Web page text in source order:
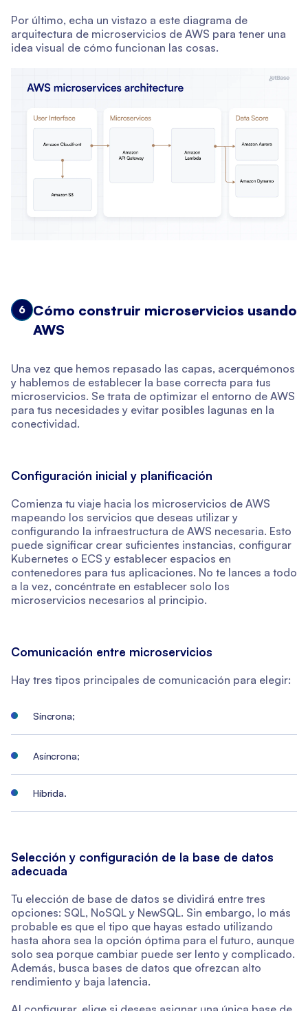
Por último, echa un vistazo a este diagrama de
arquitectura de microservicios de AWS para tener una
idea visual de cómo funcionan las cosas.
6
Cómo construir microservicios usando
AWS
Una vez que hemos repasado las capas, acerquémonos
y hablemos de establecer la base correcta para tus
microservicios. Se trata de optimizar el entorno de AWS
para tus necesidades y evitar posibles lagunas en la
conectividad.
Configuración inicial y planificación
Comienza tu viaje hacia los microservicios de AWS
mapeando los servicios que deseas utilizar y
configurando la infraestructura de AWS necesaria. Esto
puede significar crear suficientes instancias, configurar
Kubernetes o ECS y establecer espacios en
contenedores para tus aplicaciones. No te lances a todo
a la vez, concéntrate en establecer solo los
microservicios necesarios al principio.
Comunicación entre microservicios
Hay tres tipos principales de comunicación para elegir:
Síncrona;
Asíncrona;
Híbrida.
Selección y configuración de la base de datos
adecuada
Tu elección de base de datos se dividirá entre tres
opciones: SQL, NoSQL y NewSQL. Sin embargo, lo más
probable es que el tipo que hayas estado utilizando
hasta ahora sea la opción óptima para el futuro, aunque
solo sea porque cambiar puede ser lento y complicado.
Además, busca bases de datos que ofrezcan alto
rendimiento y baja latencia.